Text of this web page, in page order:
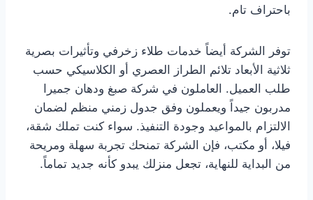
باحتراف تام.
توفر الشركة أيضاً خدمات طلاء زخرفي وتأثيرات بصرية
ثلاثية الأبعاد تلائم الطراز العصري أو الكلاسيكي حسب
طلب العميل. العاملون في شركة صبغ ودهان جميرا
مدربون جيداً ويعملون وفق جدول زمني منظم لضمان
الالتزام بالمواعيد وجودة التنفيذ. سواء كنت تملك شقة،
فيلا، أو مكتب، فإن الشركة تمنحك تجربة سهلة ومريحة
من البداية للنهاية، تجعل منزلك يبدو كأنه جديد تماماً.